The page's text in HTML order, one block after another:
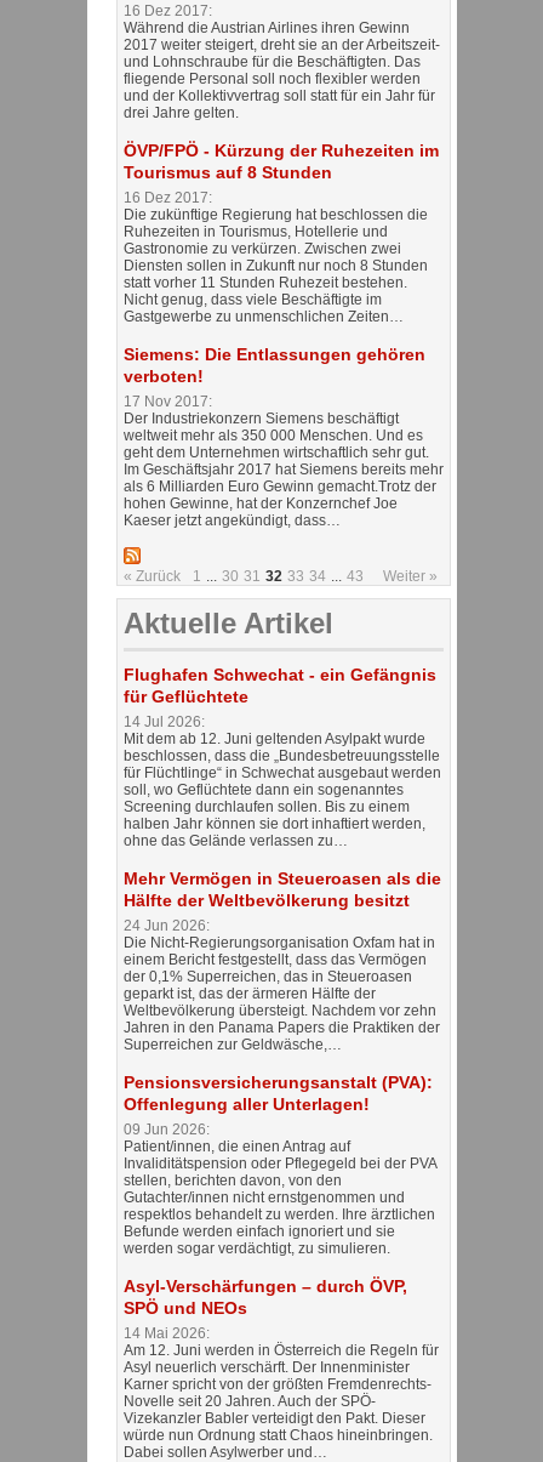
16 Dez 2017:
Während die Austrian Airlines ihren Gewinn
2017 weiter steigert, dreht sie an der Arbeitszeit-
und Lohnschraube für die Beschäftigten. Das
fliegende Personal soll noch flexibler werden
und der Kollektivvertrag soll statt für ein Jahr für
drei Jahre gelten.
ÖVP/FPÖ - Kürzung der Ruhezeiten im
Tourismus auf 8 Stunden
16 Dez 2017:
Die zukünftige Regierung hat beschlossen die
Ruhezeiten in Tourismus, Hotellerie und
Gastronomie zu verkürzen. Zwischen zwei
Diensten sollen in Zukunft nur noch 8 Stunden
statt vorher 11 Stunden Ruhezeit bestehen.
Nicht genug, dass viele Beschäftigte im
Gastgewerbe zu unmenschlichen Zeiten…
Siemens: Die Entlassungen gehören
verboten!
17 Nov 2017:
Der Industriekonzern Siemens beschäftigt
weltweit mehr als 350 000 Menschen. Und es
geht dem Unternehmen wirtschaftlich sehr gut.
Im Geschäftsjahr 2017 hat Siemens bereits mehr
als 6 Milliarden Euro Gewinn gemacht.Trotz der
hohen Gewinne, hat der Konzernchef Joe
Kaeser jetzt angekündigt, dass…
« Zurück 1 30 31 32 33 34 43 Weiter »
Aktuelle Artikel
Flughafen Schwechat - ein Gefängnis
für Geflüchtete
14 Jul 2026:
Mit dem ab 12. Juni geltenden Asylpakt wurde
beschlossen, dass die „Bundesbetreuungsstelle
für Flüchtlinge“ in Schwechat ausgebaut werden
soll, wo Geflüchtete dann ein sogenanntes
Screening durchlaufen sollen. Bis zu einem
halben Jahr können sie dort inhaftiert werden,
ohne das Gelände verlassen zu…
Mehr Vermögen in Steueroasen als die
Hälfte der Weltbevölkerung besitzt
24 Jun 2026:
Die Nicht-Regierungsorganisation Oxfam hat in
einem Bericht festgestellt, dass das Vermögen
der 0,1% Superreichen, das in Steueroasen
geparkt ist, das der ärmeren Hälfte der
Weltbevölkerung übersteigt. Nachdem vor zehn
Jahren in den Panama Papers die Praktiken der
Superreichen zur Geldwäsche,…
Pensionsversicherungsanstalt (PVA):
Offenlegung aller Unterlagen!
09 Jun 2026:
Patient/innen, die einen Antrag auf
Invaliditätspension oder Pflegegeld bei der PVA
stellen, berichten davon, von den
Gutachter/innen nicht ernstgenommen und
respektlos behandelt zu werden. Ihre ärztlichen
Befunde werden einfach ignoriert und sie
werden sogar verdächtigt, zu simulieren.
Asyl-Verschärfungen – durch ÖVP,
SPÖ und NEOs
14 Mai 2026:
Am 12. Juni werden in Österreich die Regeln für
Asyl neuerlich verschärft. Der Innenminister
Karner spricht von der größten Fremdenrechts-
Novelle seit 20 Jahren. Auch der SPÖ-
Vizekanzler Babler verteidigt den Pakt. Dieser
würde nun Ordnung statt Chaos hineinbringen.
Dabei sollen Asylwerber und…